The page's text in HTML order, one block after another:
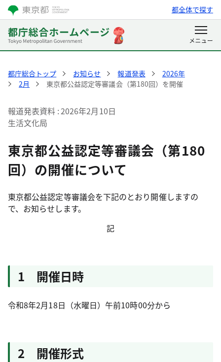
都全体で探す
都庁総合トップ お知らせ 報道発表
2026年
2月
東京都公益認定等審議会（第180回）を開催
報道発表資料 2026年2月10日
生活文化局
東京都公益認定等審議会（第180
回）の開催について
東京都公益認定等審議会を下記のとおり開催しますの
で、お知らせします。
記
1 開催日時
令和8年2月18日（水曜日）午前10時00分から
2 開催形式